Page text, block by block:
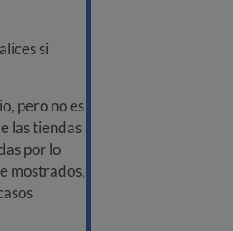
si
pero no es
las tiendas
por lo
mostrados,